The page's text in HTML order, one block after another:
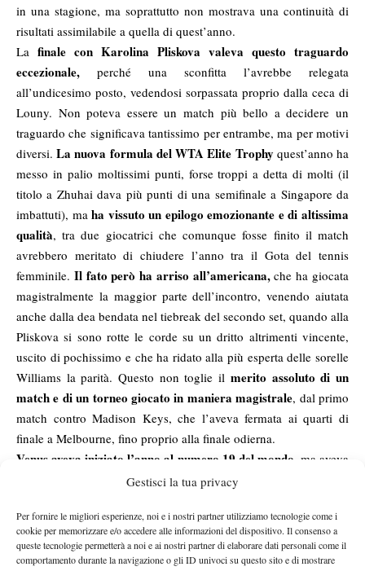
Gestisci la tua privacy
Per fornire le migliori esperienze, noi e i nostri partner utilizziamo tecnologie come i
cookie per memorizzare e/o accedere alle informazioni del dispositivo. Il consenso a
queste tecnologie permetterà a noi e ai nostri partner di elaborare dati personali come il
comportamento durante la navigazione o gli ID univoci su questo sito e di mostrare
in una stagione, ma soprattutto non mostrava una continuità di
risultati assimilabile a quella di quest’anno.
La finale con Karolina Pliskova valeva questo traguardo
eccezionale, perché una sconfitta l’avrebbe relegata
all’undicesimo posto, vedendosi sorpassata proprio dalla ceca di
Louny. Non poteva essere un match più bello a decidere un
traguardo che significava tantissimo per entrambe, ma per motivi
diversi.La nuova formula del WTA Elite Trophy quest’anno ha
messo in palio moltissimi punti, forse troppi a detta di molti (il
titolo a Zhuhai dava più punti di una semifinale a Singapore da
imbattuti), maha vissuto un epilogo emozionante e di altissima
qualità, tra due giocatrici che comunque fosse finito il match
avrebbero meritato di chiudere l’anno tra il Gota del tennis
femminile. Il fato però ha arriso all’americana,che ha giocata
magistralmente la maggior parte dell’incontro, venendo aiutata
anche dalla dea bendata nel tiebreak del secondo set, quando alla
Pliskova si sono rotte le corde su un dritto altrimenti vincente,
uscito di pochissimo e che ha ridato alla più esperta delle sorelle
Williams la parità. Questo non toglie il merito assoluto di un
match e di un torneo giocato in maniera magistrale, dal primo
match contro Madison Keys, che l’aveva fermata ai quarti di
finale a Melbourne, fino proprio alla finale odierna.
Venus aveva iniziato l’anno al numero 19 del mondo , ma aveva
mostrato una condizione ottimale già ad Auckland, dove aveva
spettacolare con Caroline Wozniacki. Di lìagli Australian Open,
dove trovò il primo quarto di finalea livelloslam dal 2010.
Ancora buoni risultati a Doha e a Miami, prima di una parentesi